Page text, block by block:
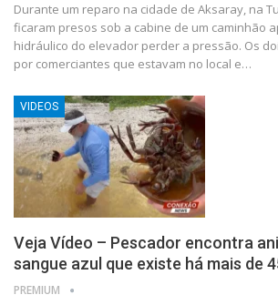
Durante um reparo na cidade de Aksaray, na
ficaram presos sob a cabine de um caminhão
hidráulico do elevador perder a pressão. Os
por comerciantes que estavam no local e…
VIDEOS
Veja Vídeo – Pescador encontra
sangue azul que existe há mais de
PREMIUM